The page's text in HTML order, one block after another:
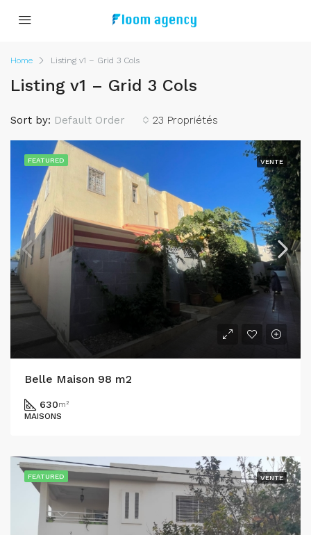
Home Listing v1 – Grid 3 Cols
Listing v1 – Grid 3 Cols
23 Propriétés
Sort by: Default Order
FEATURED VENTE
Belle Maison 98 m2
630m²
MAISONS
FEATURED VENTE